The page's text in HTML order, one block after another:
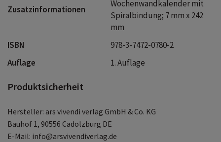
Zusatzinformationen
Wochenwandkalender mit
Spiralbindung; 7 mm x 242
mm
ISBN
978-3-7472-0780-2
Auflage
1. Auflage
Produktsicherheit
Hersteller: ars vivendi verlag GmbH & Co. KG
Bauhof 1, 90556 Cadolzburg DE
E-Mail: info@arsvivendiverlag.de